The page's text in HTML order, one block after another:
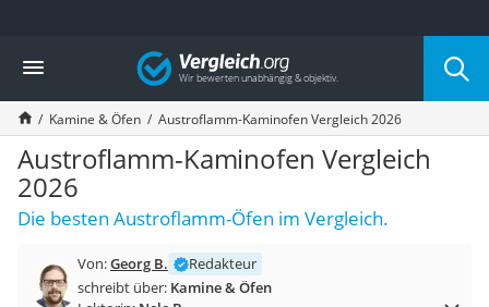
Die beliebtesten Vergleiche nach Kategorie
Baumarkt
Tresor feuerfest
Makita-Akku-Rasenmäher
Kappsäge
Smartes Türschloss
Akku-Rasentrimmer
Feuchtigkeitsmessgerät
Split-Klimaanlage 2 Innengeräte
Pelletofen
Bohrmaschine
Vergleich
Kamine & Öfen Austroflamm-Kaminofen Vergleich 2026
Austroflamm-Kaminofen Vergleich
2026
Die besten Austroflamm-Öfen im Vergleich.
Von:Georg B.
Redakteur
schreibt über: Kamine & Öfen